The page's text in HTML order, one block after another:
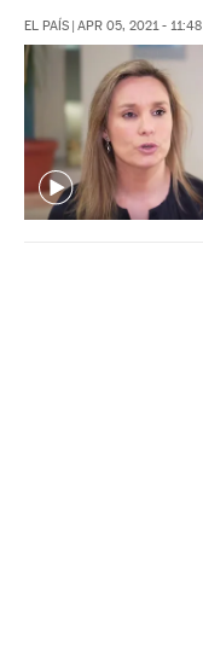
EL PAÍS | APR 05, 2021 - 11:48